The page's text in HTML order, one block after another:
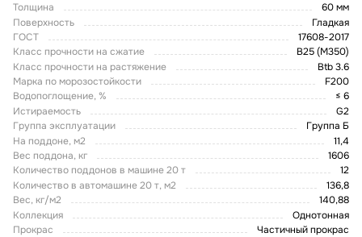
Толщина
60 мм
Поверхность
Гладкая
ГОСТ
17608-2017
Класс прочности на сжатие
В25 (М350)
Класс прочности на растяжение
Btb 3.6
Марка по морозостойкости
F200
Водопоглощение, %
≤ 6
Истираемость
G2
Группа эксплуатации
Группа Б
На поддоне, м2
11,4
Вес поддона, кг
1606
Количество поддонов в машине 20 т
12
Количество в автомашине 20 т, м2
136,8
Вес, кг/м2
140,88
Коллекция
Однотонная
Прокрас
Частичный прокрас